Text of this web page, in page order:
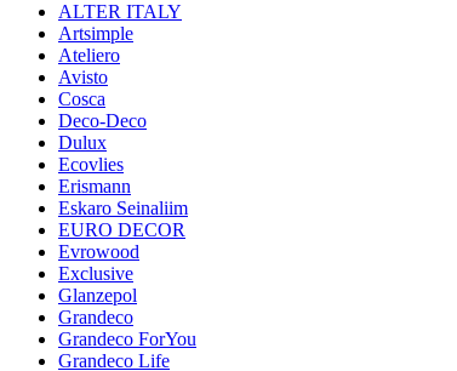
ALTER ITALY
Artsimple
Ateliero
Avisto
Cosca
Deco-Deco
Dulux
Ecovlies
Erismann
Eskaro Seinaliim
EURO DECOR
Evrowood
Exclusive
Glanzepol
Grandeco
Grandeco ForYou
Grandeco Life